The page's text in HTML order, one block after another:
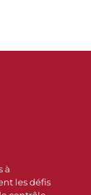
à
les défis